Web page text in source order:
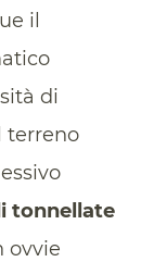
il
di
terreno
tonnellate
ovvie